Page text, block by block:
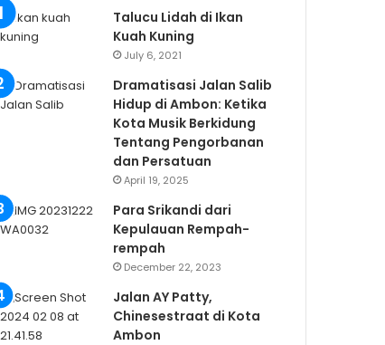
Talucu Lidah di Ikan
Kuah Kuning
July 6, 2021
Dramatisasi Jalan Salib
Hidup di Ambon: Ketika
Kota Musik Berkidung
Tentang Pengorbanan
dan Persatuan
April 19, 2025
Para Srikandi dari
Kepulauan Rempah-
rempah
December 22, 2023
Jalan AY Patty,
Chinesestraat di Kota
Ambon